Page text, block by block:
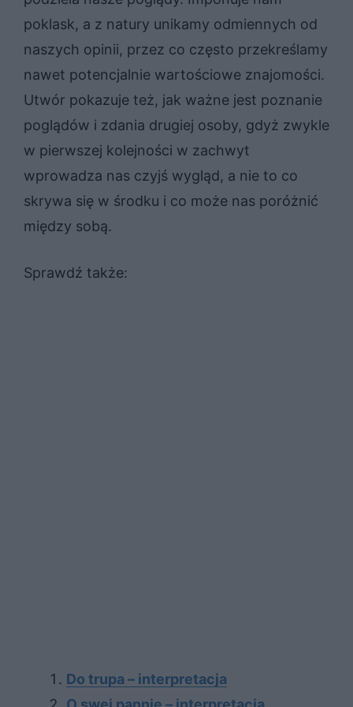
poklask, a z natury unikamy odmiennych od
naszych opinii, przez co często przekreślamy
nawet potencjalnie wartościowe znajomości.
Utwór pokazuje też, jak ważne jest poznanie
poglądów i zdania drugiej osoby, gdyż zwykle
w pierwszej kolejności w zachwyt
wprowadza nas czyjś wygląd, a nie to co
skrywa się w środku i co może nas poróżnić
między sobą.
Sprawdź także:
Do trupa – interpretacja